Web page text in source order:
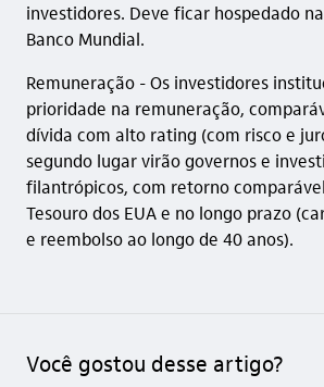
investidores. Deve ficar hospedado
Banco Mundial.
Remuneração - Os investidores
prioridade na remuneração,
dívida com alto rating (com risco e
segundo lugar virão governos e
filantrópicos, com retorno
Tesouro dos EUA e no longo prazo
e reembolso ao longo de 40 anos).
Você gostou desse artigo?